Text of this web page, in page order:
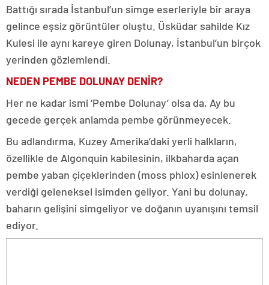
Battığı sırada İstanbul’un simge eserleriyle bir araya
gelince eşsiz görüntüler oluştu. Üsküdar sahilde Kız
Kulesi ile aynı kareye giren Dolunay, İstanbul’un birçok
yerinden gözlemlendi.
NEDEN PEMBE DOLUNAY DENİR?
Her ne kadar ismi ‘Pembe Dolunay’ olsa da, Ay bu
gecede gerçek anlamda pembe görünmeyecek.
Bu adlandırma, Kuzey Amerika’daki yerli halkların,
özellikle de Algonquin kabilesinin, ilkbaharda açan
pembe yaban çiçeklerinden (moss phlox) esinlenerek
verdiği geleneksel isimden geliyor. Yani bu dolunay,
baharın gelişini simgeliyor ve doğanın uyanışını temsil
ediyor.